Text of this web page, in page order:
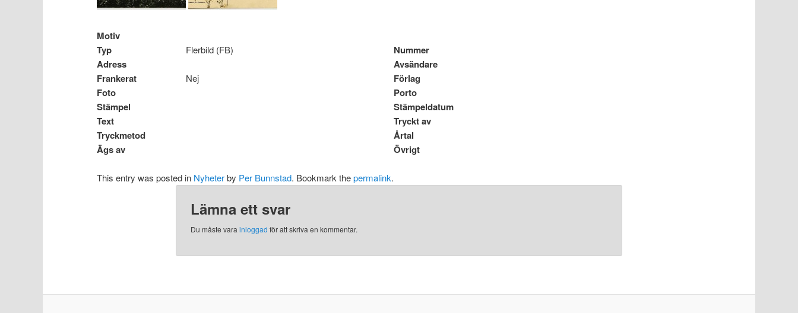
Motiv
Typ
Flerbild (FB)
Nummer
Adress
Avsändare
Frankerat
Nej
Förlag
Foto
Porto
Stämpel
Stämpeldatum
Text
Tryckt av
Tryckmetod
Årtal
Ägs av
Övrigt
This entry was posted in Nyheterby Per Bunnstad. Bookmark thepermalink.
Lämna ett svar
Du måste varainloggad för att skriva en kommentar.